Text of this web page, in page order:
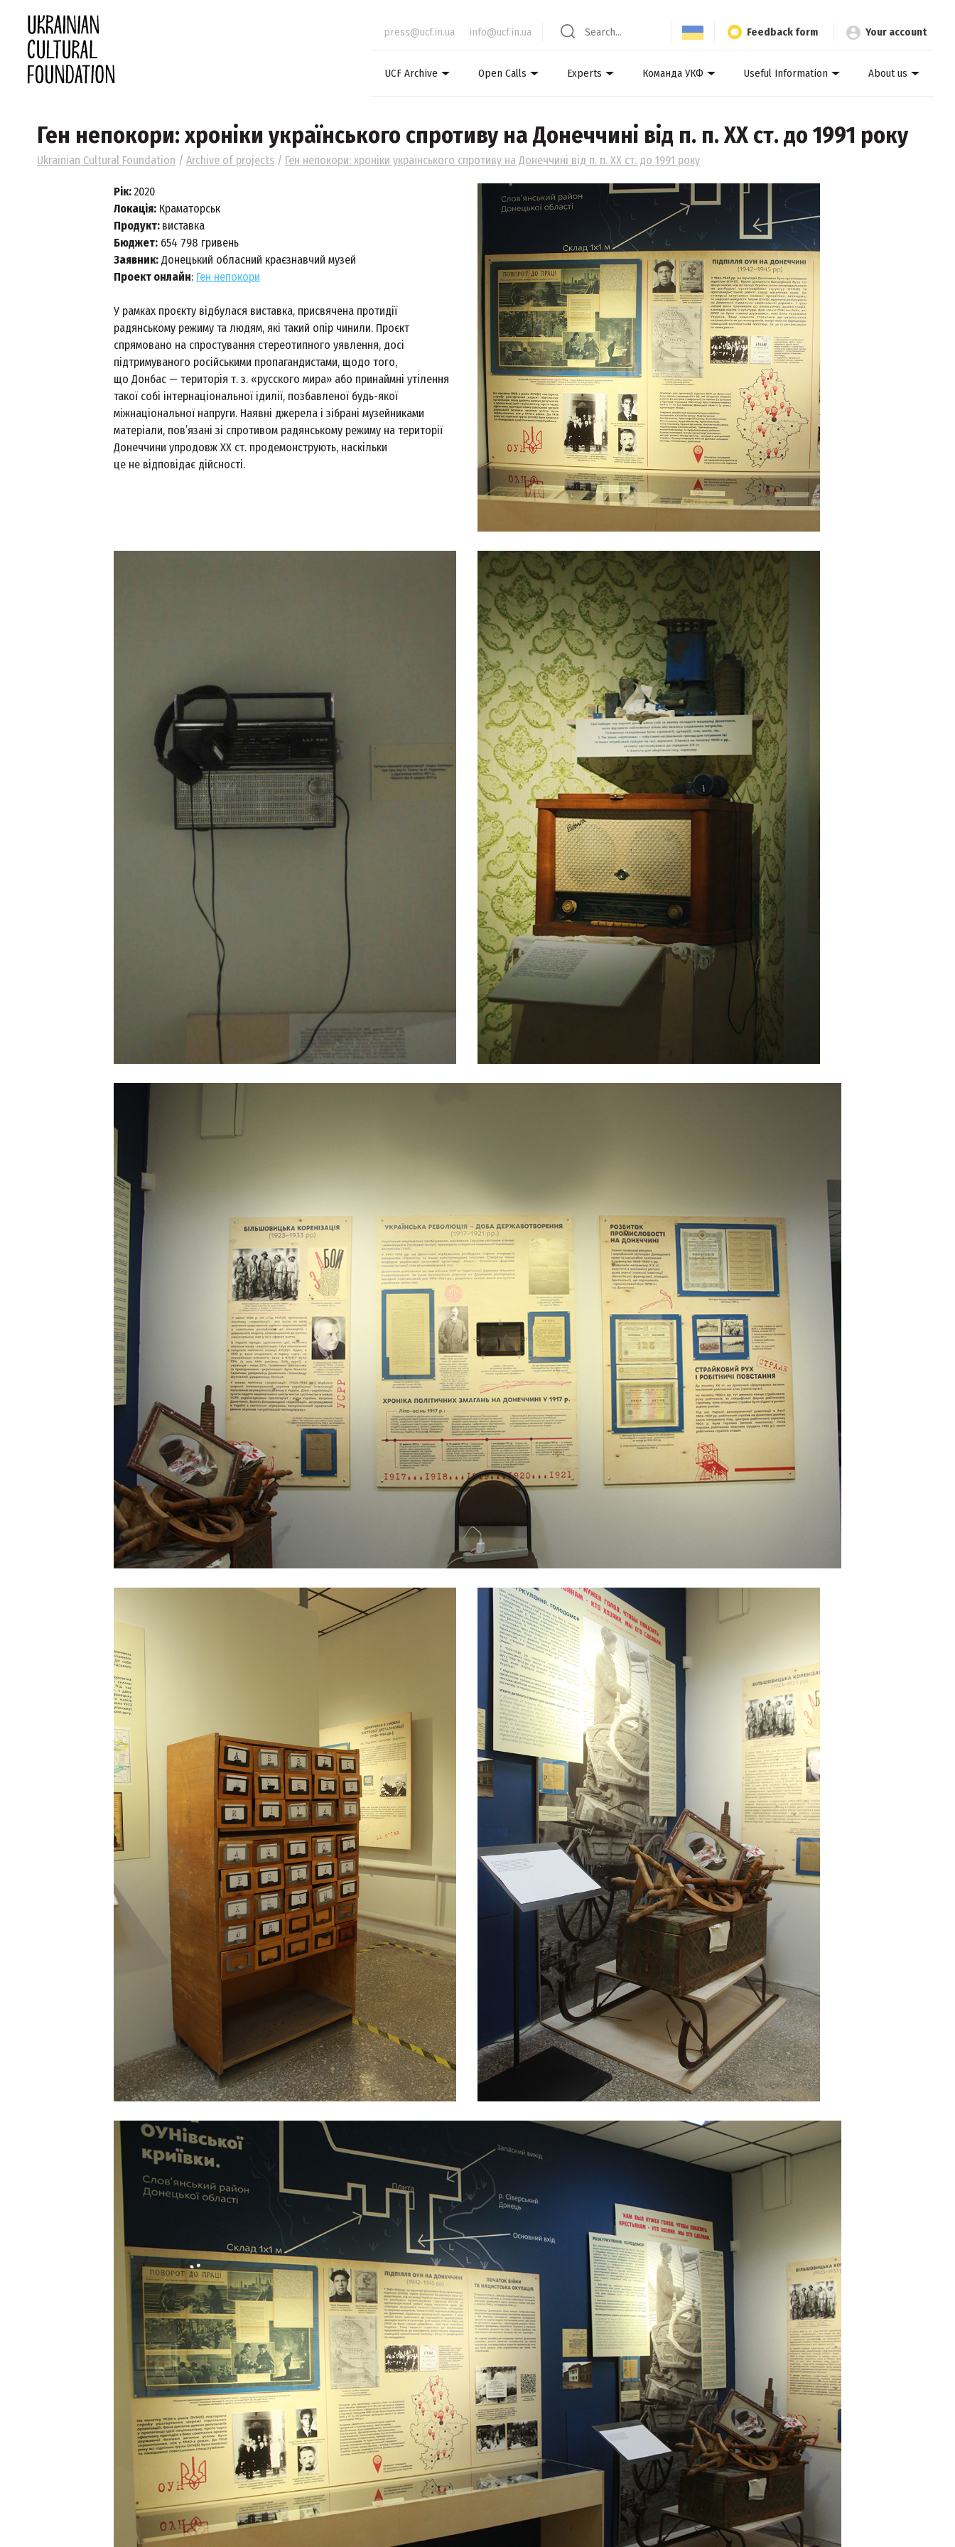
press@ucf.in.ua info@ucf.in.ua Feedback form Your account
UCF Archive Open Calls Experts Команда УКФ Useful Information About us
Ген непокори: хроніки українського спротиву на Донеччині від п. п. ХХ ст. до 1991 року
Ukrainian Cultural Foundation / Archive of projects / Ген непокори: хроніки українського спротиву на Донеччині від п. п. ХХ ст. до 1991 року
Рік: 2020
Локація: Краматорськ
Продукт: виставка
Бюджет: 654 798 гривень
Заявник: Донецький обласний краєзнавчий музей
Проект онлайн: Ген непокори
У рамках проєкту відбулася виставка, присвячена протидії
радянському режиму та людям, які такий опір чинили. Проєкт
спрямовано на спростування стереотипного уявлення, досі
підтримуваного російськими пропагандистами, щодо того,
що Донбас — територія т. з. «русского мира» або принаймні утілення
такої собі інтернаціональної ідилії, позбавленої будь-якої
міжнаціональної напруги. Наявні джерела і зібрані музейниками
матеріали, пов’язані зі спротивом радянському режиму на території
Донеччини упродовж ХХ ст. продемонструють, наскільки
це не відповідає дійсності.